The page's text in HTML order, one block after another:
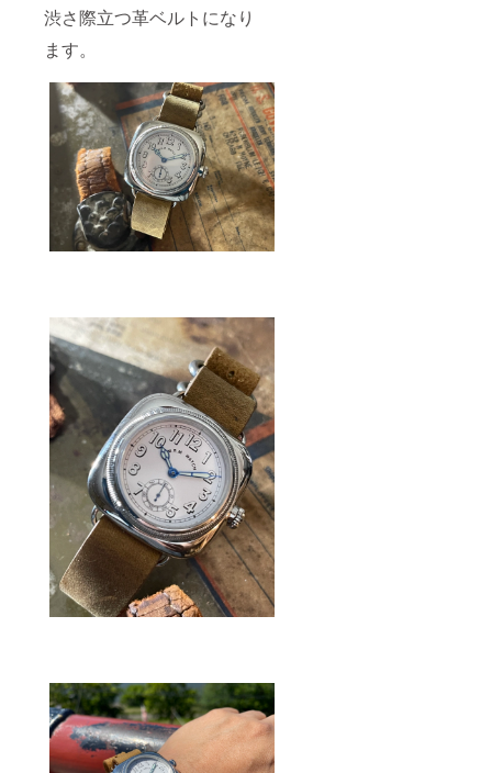
渋さ際立つ革ベルトになり
ます。